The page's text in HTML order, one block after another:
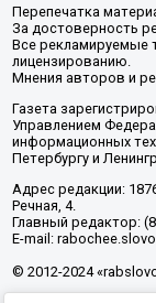
Перепечатка
За достоверность
Все рекламируемые
лицензированию.
Мнения авторов и
Газета
Управлением
информационных
Петербургу и
Адрес редакции:
Речная, 4.
Главный редактор:
E-mail:
© 2012-2024